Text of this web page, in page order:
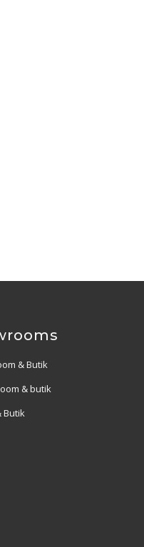
& Butik
& butik
Butik